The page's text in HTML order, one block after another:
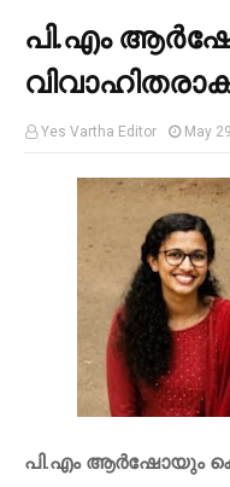
പി.എം
Yes Vartha Editor May
പി.എം ആര്‍ഷോയും